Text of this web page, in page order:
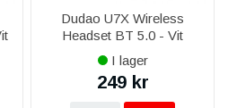
Dudao U7X Wireless
Headset BT 5.0 - Vit
I lager
249 kr